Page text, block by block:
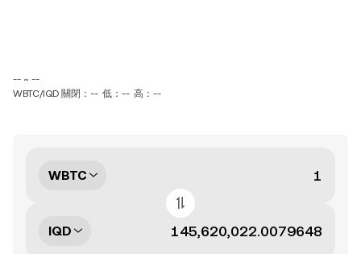
-- ~ --
WBTC/IQD 關閉：-- 低：-- 高：--
WBTC
IQD